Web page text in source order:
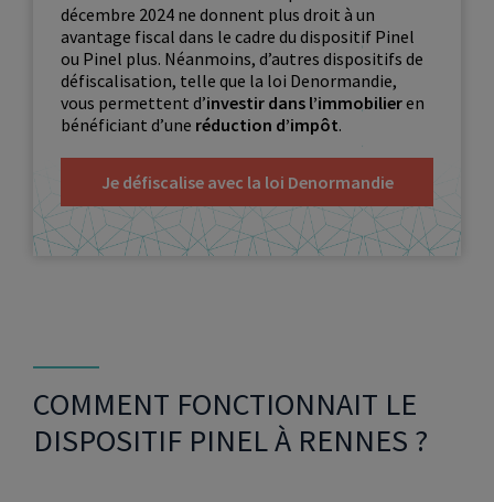
décembre 2024 ne donnent plus droit à un
avantage fiscal dans le cadre du dispositif Pinel
ou Pinel plus. Néanmoins, d’autres dispositifs de
défiscalisation, telle que la loi Denormandie,
vous permettent d’investir dans l’immobilieren
bénéficiant d’une réduction d’impôt.
Je défiscalise avec la loi Denormandie
COMMENT FONCTIONNAIT LE
DISPOSITIF PINEL À RENNES ?